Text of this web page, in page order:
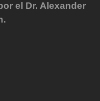
el Dr. Alexander